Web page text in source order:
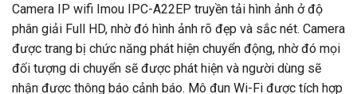
Camera IP wifi Imou IPC-A22EP truyền tải hình ảnh ở độ
phân giải Full HD, nhờ đó hình ảnh rõ đẹp và sắc nét. Camera
được trang bị chức năng phát hiện chuyển động, nhờ đó mọi
đối tượng di chuyển sẽ được phát hiện và người dùng sẽ
nhận được thông báo cảnh báo. Mô đun Wi-Fi được tích hợp